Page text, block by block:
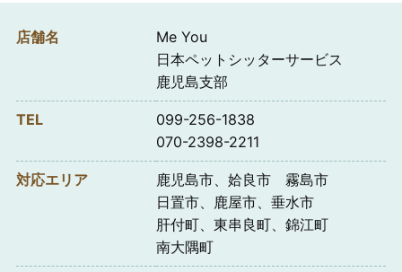
店舗名
Me You
日本ペットシッターサービス
鹿児島支部
TEL
099-256-1838
070-2398-2211
対応エリア
鹿児島市、姶良市 霧島市
日置市、鹿屋市、垂水市
肝付町、東串良町、錦江町
南大隅町